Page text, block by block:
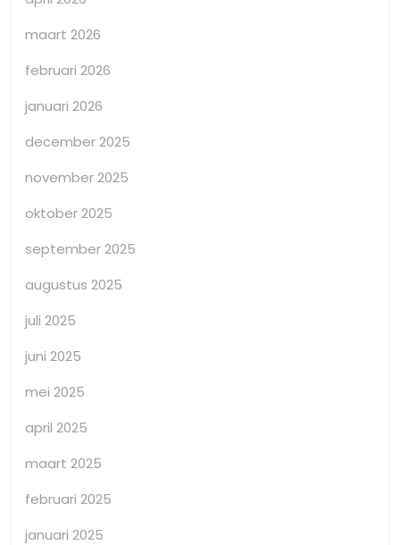
maart 2026
februari 2026
januari 2026
december 2025
november 2025
oktober 2025
september 2025
augustus 2025
juli 2025
juni 2025
mei 2025
april 2025
maart 2025
februari 2025
januari 2025